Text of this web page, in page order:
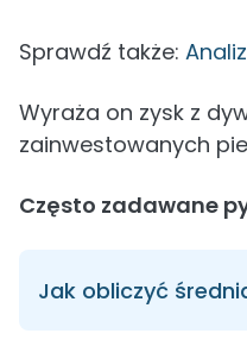
Sprawdź także:
Wyraża on zysk z
zainwestowanych
Często zadawane
Jak obliczyć